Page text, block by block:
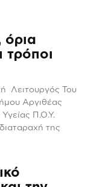
τρόποι
Λειτουργός Του
Αργιθέας
Π.Ο.Υ.
της